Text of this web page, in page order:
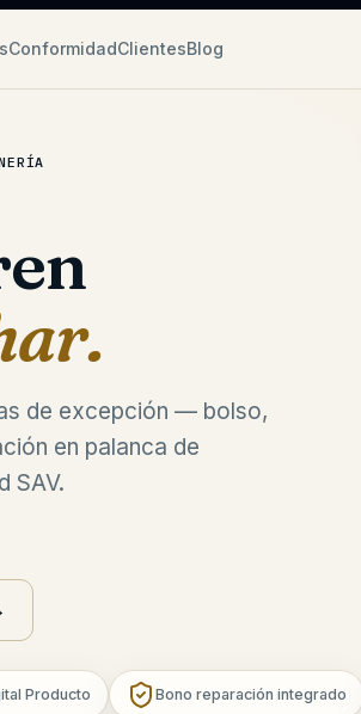
ConformidadClientesBlog
de excepción — bolso,
en palanca de
SAV.
Producto Bono reparación integrado